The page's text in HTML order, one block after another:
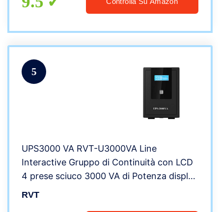
5
UPS3000 VA RVT-U3000VA Line
Interactive Gruppo di Continuità con LCD
4 prese sciuco 3000 VA di Potenza display
grande e luminoso
RVT